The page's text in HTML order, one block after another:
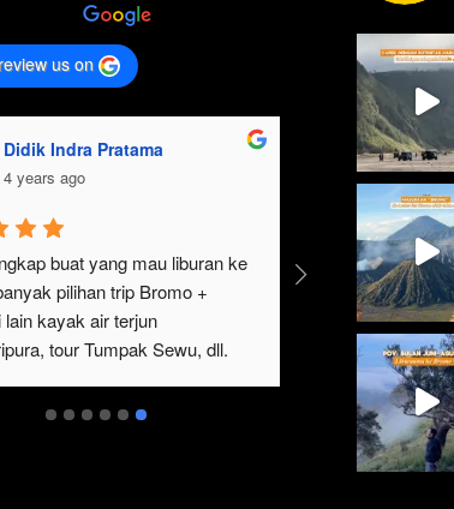
review us on
Didik Indra Pratama
4 years ago
buat yang mau liburan ke
pilihan trip Bromo +
lain kayak air terjun
tour Tumpak Sewu, dll.